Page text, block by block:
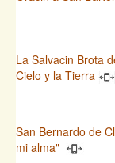
La Salvacin Brota
Cielo y la Tierra
San Bernardo de
mi alma"